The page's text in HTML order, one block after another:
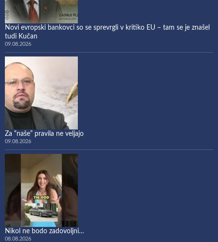
Novi evropski bankovci so se sprevrgli v kritiko EU – tam se je znašel
tudi Kučan
09.08.2026
Za “naše” pravila ne veljajo
09.08.2026
Nikol ne bodo zadovoljni…
08.08.2026